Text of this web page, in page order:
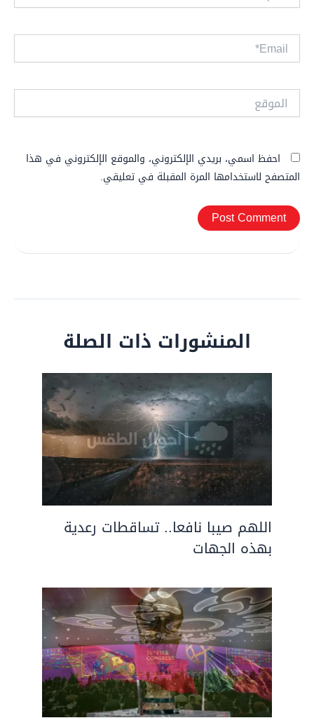
Email*
الموقع
احفظ اسمي، بريدي الإلكتروني، والموقع الإلكتروني في هذا
المتصفح لاستخدامها المرة المقبلة في تعليقي.
المنشورات ذات الصلة
اللهم صيبا نافعا.. تساقطات رعدية
بهذه الجهات